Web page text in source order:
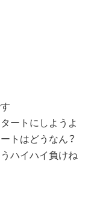
ートにしようよ
トはどうなん？
ハイハイ負けね